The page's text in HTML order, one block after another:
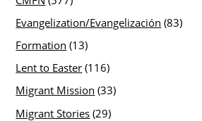
Evangelization/Evangelización (83)
Formation (13)
Lent to Easter (116)
Migrant Mission (33)
Migrant Stories (29)